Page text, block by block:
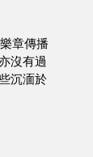
章傳播
沒有過
沉湎於